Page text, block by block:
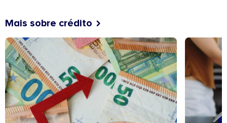
Mais sobre crédito